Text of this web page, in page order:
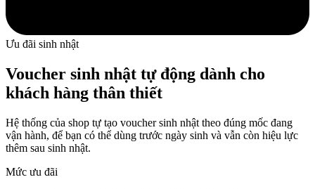
Ưu đãi sinh nhật
Voucher sinh nhật tự động dành cho
khách hàng thân thiết
Hệ thống của shop tự tạo voucher sinh nhật theo đúng mốc đang
vận hành, để bạn có thể dùng trước ngày sinh và vẫn còn hiệu lực
thêm sau sinh nhật.
Mức ưu đãi